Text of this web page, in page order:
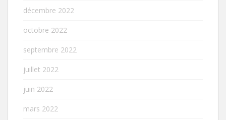
décembre 2022
octobre 2022
septembre 2022
juillet 2022
juin 2022
mars 2022